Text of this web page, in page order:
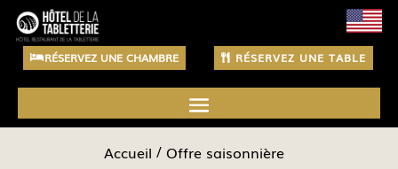
RÉSERVEZ UNE CHAMBRE RÉSERVEZ UNE TABLE
Accueil Offre saisonnière